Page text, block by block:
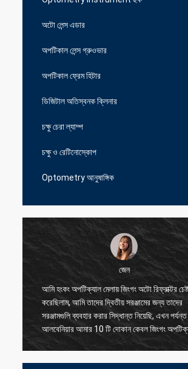
অটো লেন্স এডার
অপটিকাল লেন্স গ্রুওভার
অপটিকাল ফ্রেম হিটার
ডিজিটাল অতিস্বনক ক্লিনার
চক্ষু চেরা ল্যাম্প
চক্ষু ও রেটিনোস্কোপ
Optometry আনুষাঙ্গিক
জেন
আমি হংকং অপটিক্যাল মেলায় জিংগং অটো রিফ্রাক্টর
করেছিলাম, আমি তাদের দ্বিতীয় সরঞ্জামের জন্য তাদের
সরঞ্জামগুলি ব্যবহার করার সিদ্ধান্ত নিয়েছি, এখন পর্যন্ত
আলবেনিয়ার আমার 10 টি দোকান কেবল জিংগং
ব্যবহার করছে, এমনকি ছোট অংশের জন্য তারা আমাকে